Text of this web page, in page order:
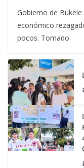
Gobierno de
económico
pocos. Tomado